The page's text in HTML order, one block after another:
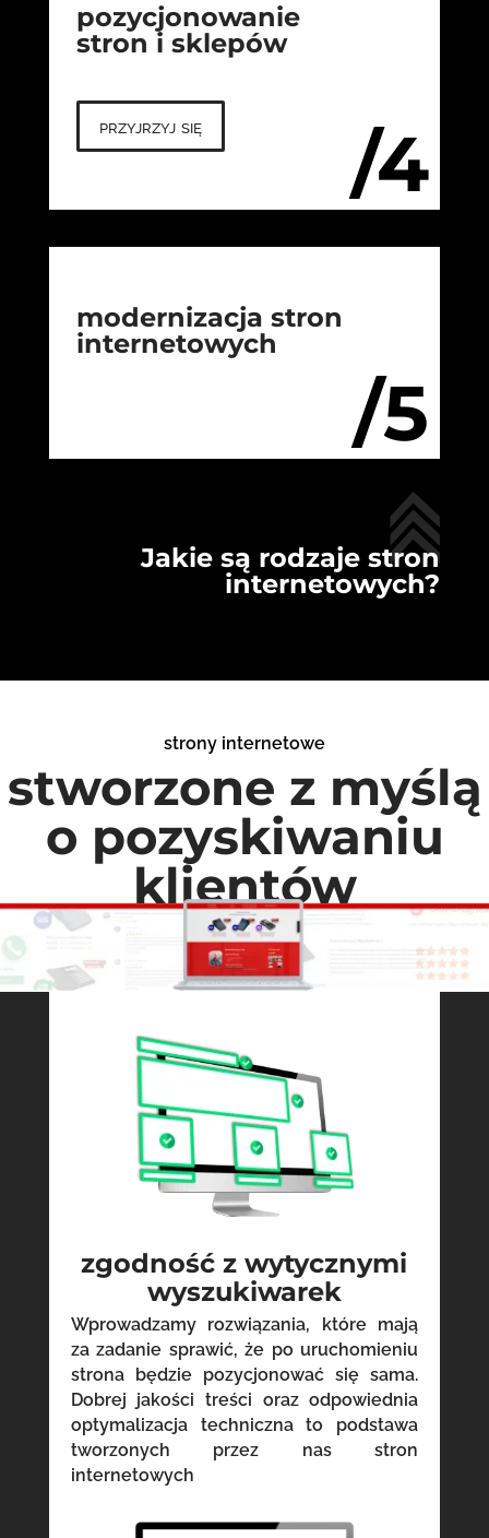
/4
pozycjonowanie
stron i sklepów
przyjrzyj się
/5
modernizacja stron
internetowych
Jakie są rodzaje stron
internetowych?
strony internetowe
stworzone z myślą
o pozyskiwaniu
klientów
zgodność z wytycznymi
wyszukiwarek
Wprowadzamy rozwiązania, które mają
za zadanie sprawić, że po uruchomieniu
strona będzie pozycjonować się sama.
Dobrej jakości treści oraz odpowiednia
optymalizacja techniczna to podstawa
tworzonych przez nas stron
internetowych